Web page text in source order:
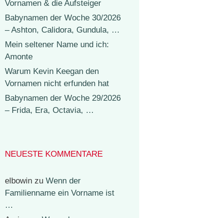
Vornamen & die Aufsteiger
Babynamen der Woche 30/2026
– Ashton, Calidora, Gundula, …
Mein seltener Name und ich:
Amonte
Warum Kevin Keegan den
Vornamen nicht erfunden hat
Babynamen der Woche 29/2026
– Frida, Era, Octavia, …
NEUESTE KOMMENTARE
elbowin zu Wenn der
Familienname ein Vorname ist
…